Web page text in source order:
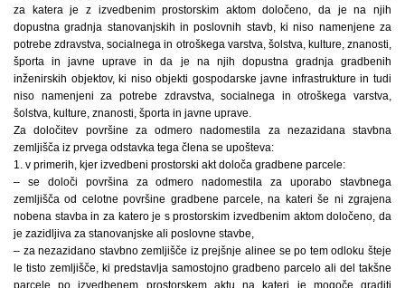
za katera je z izvedbenim prostorskim aktom določeno, da je na njih
dopustna gradnja stanovanjskih in poslovnih stavb, ki niso namenjene za
potrebe zdravstva, socialnega in otroškega varstva, šolstva, kulture, znanosti,
športa in javne uprave in da je na njih dopustna gradnja gradbenih
inženirskih objektov, ki niso objekti gospodarske javne infrastrukture in tudi
niso namenjeni za potrebe zdravstva, socialnega in otroškega varstva,
šolstva, kulture, znanosti, športa in javne uprave.
Za določitev površine za odmero nadomestila za nezazidana stavbna
zemljišča iz prvega odstavka tega člena se upošteva:
1. v primerih, kjer izvedbeni prostorski akt določa gradbene parcele:
– se določi površina za odmero nadomestila za uporabo stavbnega
zemljišča od celotne površine gradbene parcele, na kateri še ni zgrajena
nobena stavba in za katero je s prostorskim izvedbenim aktom določeno, da
je zazidljiva za stanovanjske ali poslovne stavbe,
– za nezazidano stavbno zemljišče iz prejšnje alinee se po tem odloku šteje
le tisto zemljišče, ki predstavlja samostojno gradbeno parcelo ali del takšne
parcele po izvedbenem prostorskem aktu na kateri je mogoče graditi